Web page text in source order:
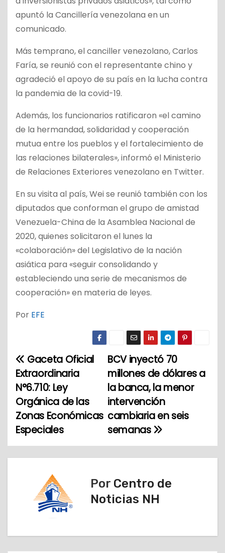
apuntó la Cancillería venezolana en un
comunicado.
Más temprano, el canciller venezolano, Carlos
Faría, se reunió con el representante chino y
agradeció el apoyo de su país en la lucha contra
la pandemia de la covid-19.
Además, los funcionarios ratificaron «el camino
de la hermandad, solidaridad y cooperación
mutua entre los pueblos y el fortalecimiento de
las relaciones bilaterales», informó el Ministerio
de Relaciones Exteriores venezolano en Twitter.
En su visita al país, Wei se reunió también con los
diputados que conforman el grupo de amistad
Venezuela-China de la Asamblea Nacional de
2020, quienes solicitaron el lunes la
«colaboración» del Legislativo de la nación
asiática para «seguir consolidando y
estableciendo una serie de mecanismos de
cooperación» en materia de leyes.
Por EFE
N
a
v
e
g
ó
BCV inyectó 70
millones de dólares a
la banca, la menor
intervención
cambiaria en seis
semanas
Gaceta Oficial
Extraordinaria
N°6.710: Ley
Orgánica de las
Zonas Económicas
Especiales
Por Centro de
Noticias NH